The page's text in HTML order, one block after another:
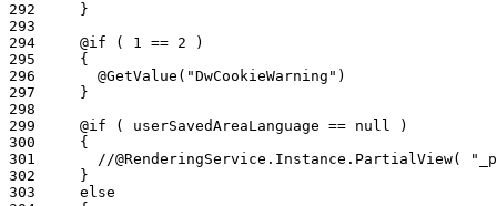
292
293
294
295
296
297
298
299
300
301
302
303